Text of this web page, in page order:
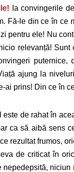
Ia convingerile
Fă-le din ce în
pentru ele! Nu
relevanță!
ajung la
ai prins! Din ce în
este de rahat în
ca să aibă sens
rezultat frumos,
de criticat în
nepedepsită,